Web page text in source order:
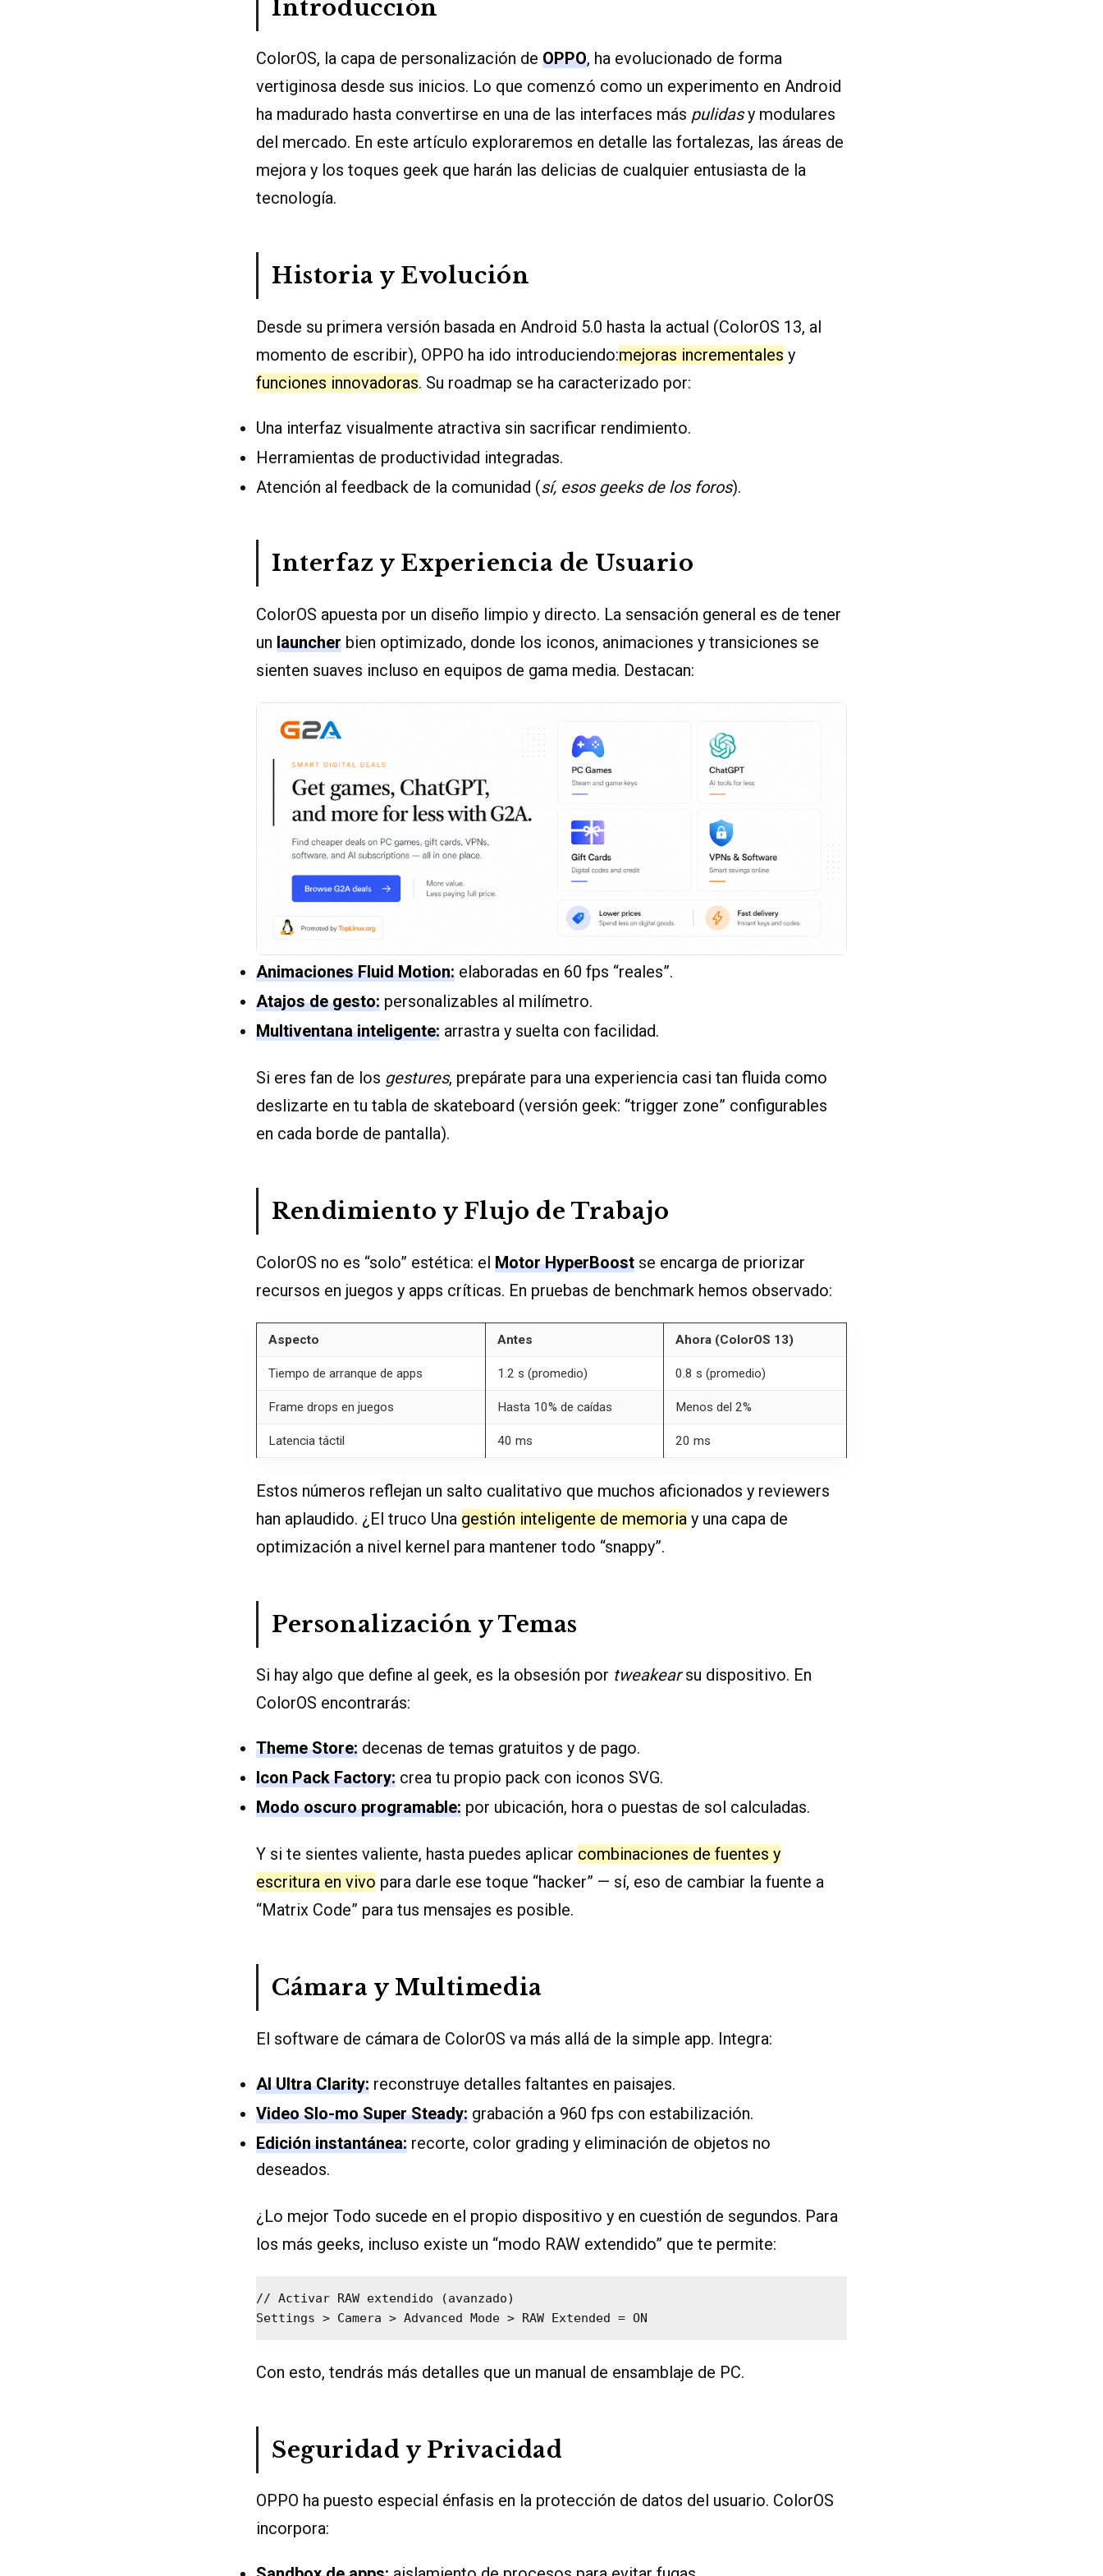
Introducción
ColorOS, la capa de personalización de OPPO, ha evolucionado de forma
vertiginosa desde sus inicios. Lo que comenzó como un experimento en Android
ha madurado hasta convertirse en una de las interfaces más pulidasy modulares
del mercado. En este artículo exploraremos en detalle las fortalezas, las áreas de
mejora y los toques geek que harán las delicias de cualquier entusiasta de la
tecnología.
Historia y Evolución
Desde su primera versión basada en Android 5.0 hasta la actual (ColorOS 13, al
momento de escribir), OPPO ha ido introduciendo:mejoras incrementales y
funciones innovadoras. Su roadmap se ha caracterizado por:
Una interfaz visualmente atractiva sin sacrificar rendimiento.
Herramientas de productividad integradas.
Atención al feedback de la comunidad (sí, esos geeks de los foros).
Interfaz y Experiencia de Usuario
ColorOS apuesta por un diseño limpio y directo. La sensación general es de tener
un launcher bien optimizado, donde los iconos, animaciones y transiciones se
sienten suaves incluso en equipos de gama media. Destacan:
Animaciones Fluid Motion: elaboradas en 60 fps “reales”.
Atajos de gesto: personalizables al milímetro.
Multiventana inteligente: arrastra y suelta con facilidad.
Si eres fan de los gestures, prepárate para una experiencia casi tan fluida como
deslizarte en tu tabla de skateboard (versión geek: “trigger zone” configurables
en cada borde de pantalla).
Rendimiento y Flujo de Trabajo
ColorOS no es “solo” estética: el Motor HyperBoost se encarga de priorizar
recursos en juegos y apps críticas. En pruebas de benchmark hemos observado:
Aspecto Antes Ahora (ColorOS 13)
Tiempo de arranque de apps 1.2 s (promedio) 0.8 s (promedio)
Frame drops en juegos Hasta 10% de caídas Menos del 2%
Latencia táctil 40 ms 20 ms
Estos números reflejan un salto cualitativo que muchos aficionados y reviewers
han aplaudido. ¿El truco Una gestión inteligente de memoria y una capa de
optimización a nivel kernel para mantener todo “snappy”.
Personalización y Temas
Si hay algo que define al geek, es la obsesión por tweakearsu dispositivo. En
ColorOS encontrarás:
Theme Store: decenas de temas gratuitos y de pago.
Icon Pack Factory: crea tu propio pack con iconos SVG.
Modo oscuro programable: por ubicación, hora o puestas de sol calculadas.
Y si te sientes valiente, hasta puedes aplicar combinaciones de fuentes y
escritura en vivo para darle ese toque “hacker” — sí, eso de cambiar la fuente a
“Matrix Code” para tus mensajes es posible.
Cámara y Multimedia
El software de cámara de ColorOS va más allá de la simple app. Integra:
AI Ultra Clarity: reconstruye detalles faltantes en paisajes.
Video Slo-mo Super Steady: grabación a 960 fps con estabilización.
Edición instantánea: recorte, color grading y eliminación de objetos no
deseados.
¿Lo mejor Todo sucede en el propio dispositivo y en cuestión de segundos. Para
los más geeks, incluso existe un “modo RAW extendido” que te permite:
// Activar RAW extendido (avanzado)
Con esto, tendrás más detalles que un manual de ensamblaje de PC.
Seguridad y Privacidad
OPPO ha puesto especial énfasis en la protección de datos del usuario. ColorOS
incorpora: